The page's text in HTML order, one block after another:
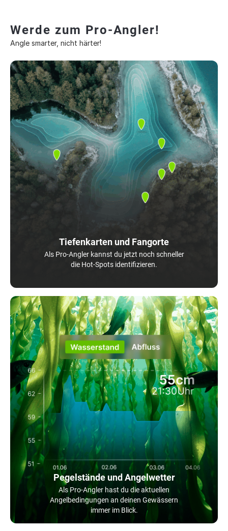
Werde zum Pro-Angler!
Angle smarter, nicht härter!
Tiefenkarten und Fangorte
Als Pro-Angler kannst du jetzt noch schneller
die Hot-Spots identifizieren.
Pegelstände und Angelwetter
Als Pro-Angler hast du die aktuellen
Angelbedingungen an deinen Gewässern
immer im Blick.